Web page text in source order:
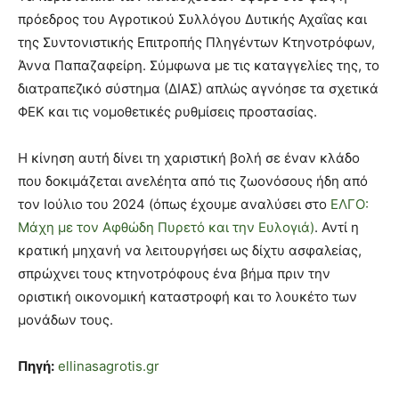
πρόεδρος του Αγροτικού Συλλόγου Δυτικής Αχαΐας και
της Συντονιστικής Επιτροπής Πληγέντων Κτηνοτρόφων,
Άννα Παπαζαφείρη. Σύμφωνα με τις καταγγελίες της, το
διατραπεζικό σύστημα (ΔΙΑΣ) απλώς αγνόησε τα σχετικά
ΦΕΚ και τις νομοθετικές ρυθμίσεις προστασίας.
Η κίνηση αυτή δίνει τη χαριστική βολή σε έναν κλάδο
που δοκιμάζεται ανελέητα από τις ζωονόσους ήδη από
τον Ιούλιο του 2024 (όπως έχουμε αναλύσει στο ΕΛΓΟ:
Μάχη με τον Αφθώδη Πυρετό και την Ευλογιά). Αντί η
κρατική μηχανή να λειτουργήσει ως δίχτυ ασφαλείας,
σπρώχνει τους κτηνοτρόφους ένα βήμα πριν την
οριστική οικονομική καταστροφή και το λουκέτο των
μονάδων τους.
Πηγή: ellinasagrotis.gr